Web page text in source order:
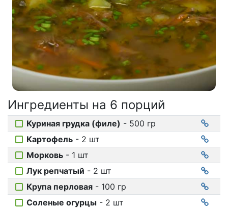
Соусы
На ужин
Мультиварка
Мясорубка
Ингредиенты на 6 порций
Куриная грудка (филе) - 500 гр
Картофель - 2 шт
Морковь - 1 шт
Лук репчатый - 2 шт
Крупа перловая - 100 гр
Соленые огурцы - 2 шт